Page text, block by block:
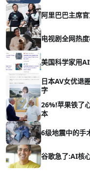
阿里巴巴主席
电视剧全网热
美国科学家用
日本AV女优退
字
26%!苹果铁了
本
6级地震中的手
谷歌急了:AI核